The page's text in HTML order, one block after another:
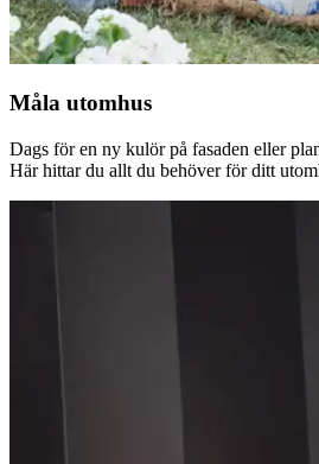
Måla utomhus
Dags för en ny kulör på fasaden eller
Här hittar du allt du behöver för ditt